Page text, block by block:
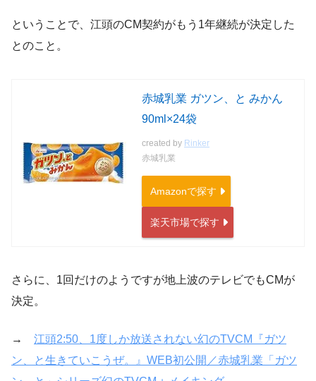
ということで、江頭のCM契約がもう1年継続が決定した
とのこと。
赤城乳業 ガツン、と みかん
90ml×24袋
created by Rinker
赤城乳業
Amazonで探す
楽天市場で探す
さらに、1回だけのようですが地上波のテレビでもCMが
決定。
→ 江頭2:50、1度しか放送されない幻のTVCM『ガツ
ン、と生きていこうぜ。』WEB初公開／赤城乳業「ガツ